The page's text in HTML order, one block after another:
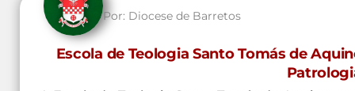
Por: Diocese de Barretos
Escola de Teologia Santo Tomás de